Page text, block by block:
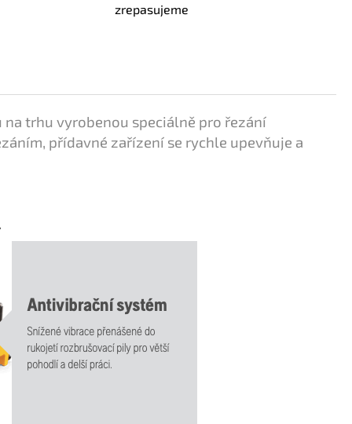
zrepasujeme
trhu vyrobenou speciálně pro řezání
přídavné zařízení se rychle upevňuje a